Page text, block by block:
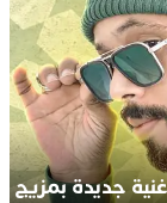
جديدة بمزيج